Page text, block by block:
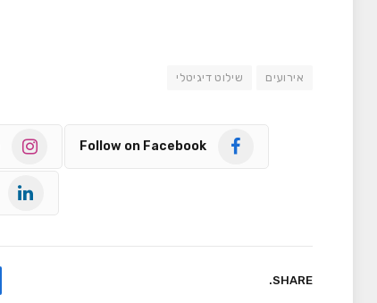
אירועים שילוט דיגיטלי
Follow on Facebook
SHARE.